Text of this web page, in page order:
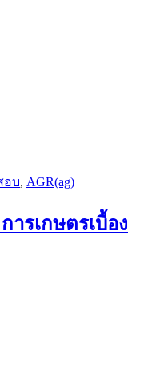
อบ, AGR(ag)
ารเกษตรเบื้อง